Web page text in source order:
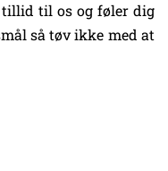
til os og føler dig
så tøv ikke med at